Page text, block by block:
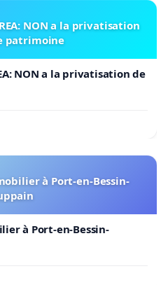
NON a la privatisation
patrimoine
NON a la privatisation de
à Port-en-Bessin-
à Port-en-Bessin-